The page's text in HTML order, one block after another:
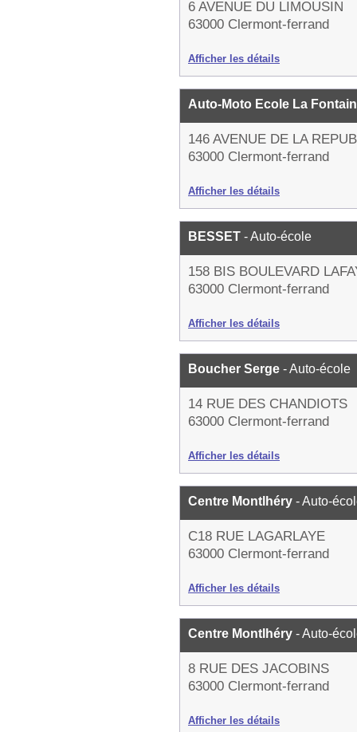
6 AVENUE DU LIMOUSIN
63000 Clermont-ferrand
Afficher les détails
Auto-Moto Ecole La
146 AVENUE DE LA
63000 Clermont-ferrand
Afficher les détails
BESSET - Auto-école
158 BIS BOULEVARD
63000 Clermont-ferrand
Afficher les détails
Boucher Serge - Auto-école
14 RUE DES CHANDIOTS
63000 Clermont-ferrand
Afficher les détails
Centre Montlhéry - Auto-
C18 RUE LAGARLAYE
63000 Clermont-ferrand
Afficher les détails
Centre Montlhéry - Auto-
8 RUE DES JACOBINS
63000 Clermont-ferrand
Afficher les détails